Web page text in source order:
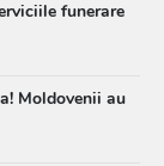
funerare
Moldovenii au